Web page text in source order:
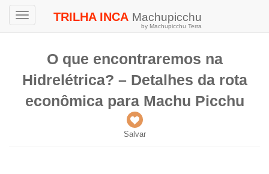
Toggle
TRILHA INCA Machupicchu
by Machupicchu Terra
O que encontraremos na
Hidrelétrica? – Detalhes da rota
econômica para Machu Picchu
Salvar